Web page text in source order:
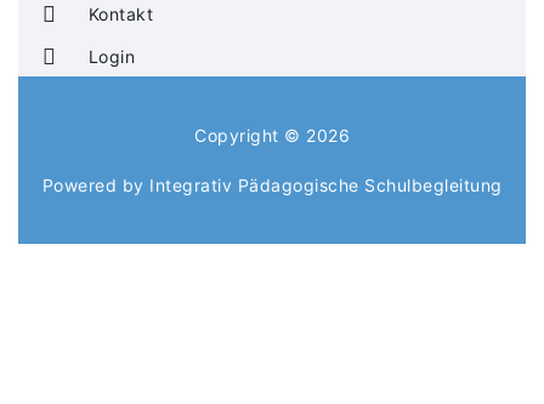
Kontakt
Login
Copyright © 2026
Powered by Integrativ Pädagogische Schulbegleitung